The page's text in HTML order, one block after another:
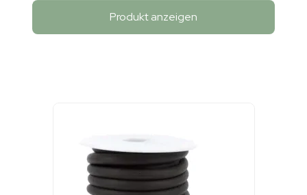
Produkt anzeigen